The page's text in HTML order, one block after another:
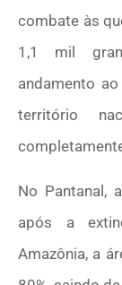
combate às
1,1 mil
andamento
território
No Pantanal,
após a
Amazônia, a